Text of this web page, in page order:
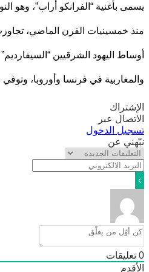
بأغنية “الفرانكو أراب”، وهو النوع
خمسينيات القرن الماضي، تجاوزت
اليهود الشرقيين “السيفارديم”
في فرنسا وأوروبا، وتوفي عام 2008 بفرنسا.
عبر
الدخول
عن